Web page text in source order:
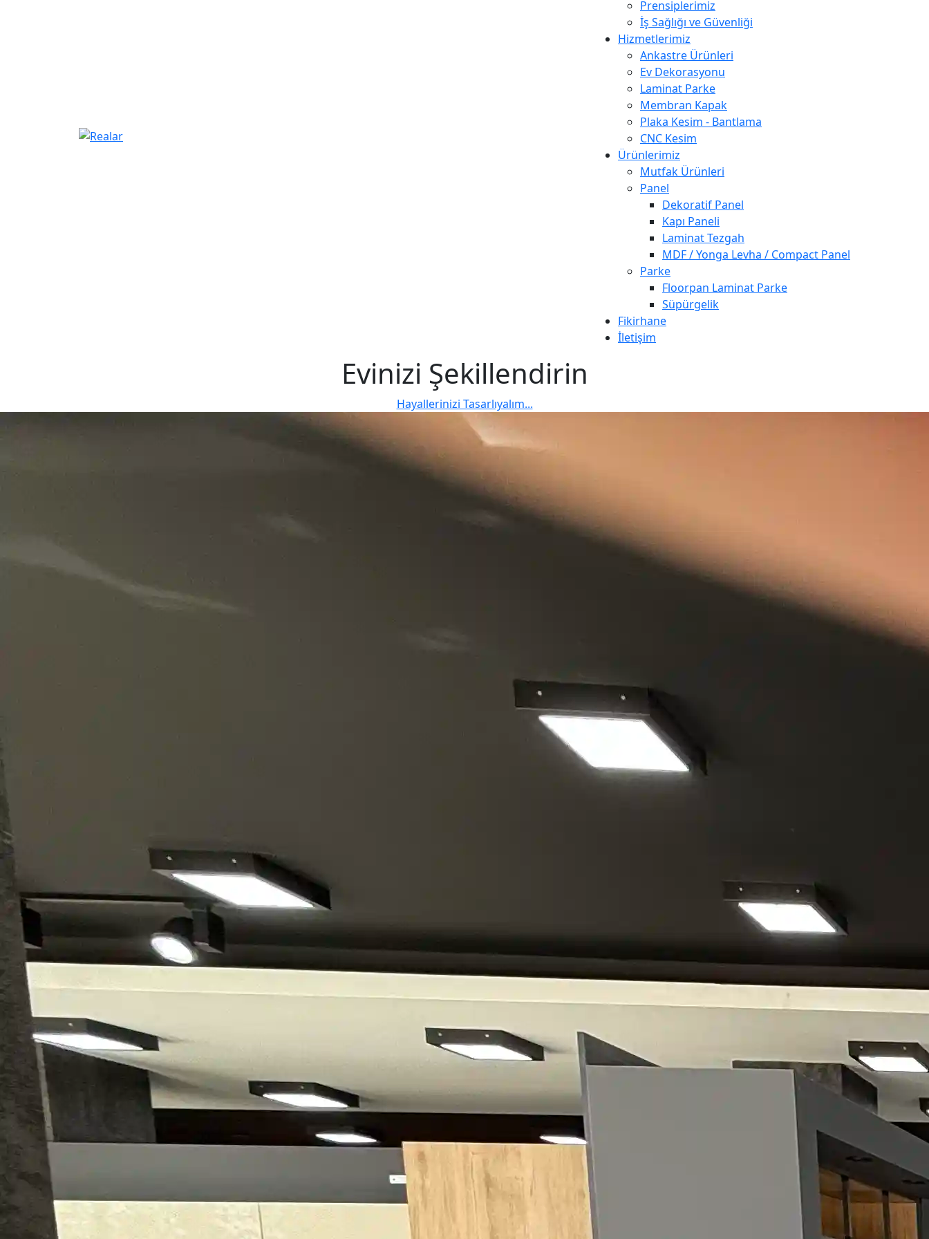
Prensiplerimiz
İş Sağlığı ve Güvenliği
Hizmetlerimiz
Ankastre Ürünleri
Ev Dekorasyonu
Laminat Parke
Membran Kapak
Plaka Kesim - Bantlama
CNC Kesim
Ürünlerimiz
Mutfak Ürünleri
Panel
Dekoratif Panel
Kapı Paneli
Laminat Tezgah
MDF / Yonga Levha / Compact Panel
Parke
Floorpan Laminat Parke
Süpürgelik
Fikirhane
İletişim
Evinizi Şekillendirin
Hayallerinizi Tasarlıyalım...